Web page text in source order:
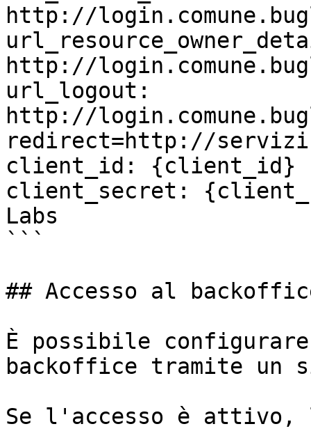
http://
http://
url_logout:
http://
redirect=http://
client_id: {client_id}
client_secret:
Labs
```
## Accesso al
È possibile
backoffice tramite un
Se l'accesso è attivo,